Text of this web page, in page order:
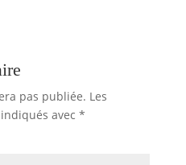
pas publiée. Les
avec *